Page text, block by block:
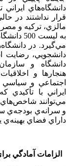
قرار نداشتند در
مي‌گيرد. در
دانشجويي، رضايت
دانشگاه و
هنجارها و
اجتماعي و سياسي
ايراني با
مي‌توانند
و سرانه‌ي بودجه‌ي
داراي فضاي بهينه‌ي
الزامات آمادگي